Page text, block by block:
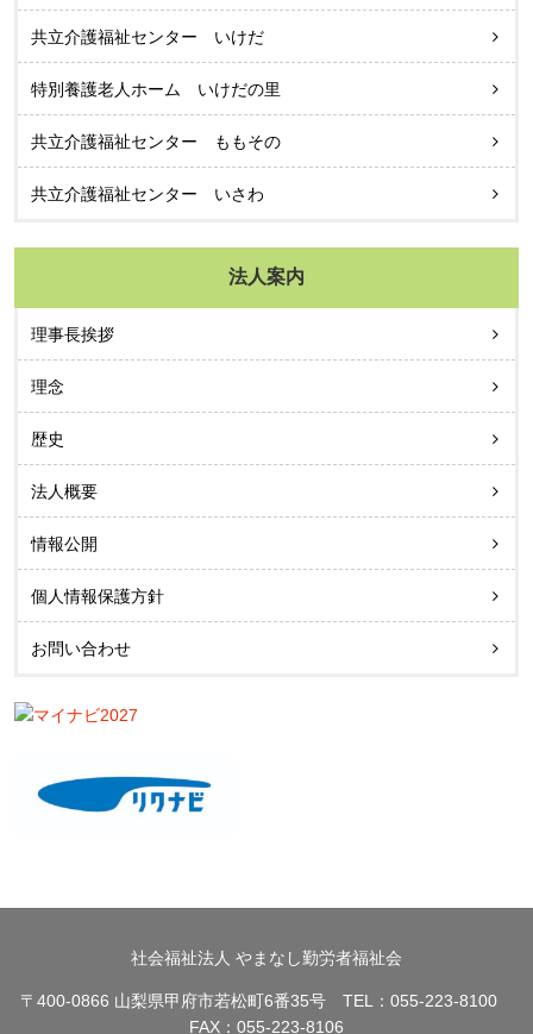
共立介護福祉センター いけだ
特別養護老人ホーム いけだの里
共立介護福祉センター ももその
共立介護福祉センター いさわ
法人案内
理事長挨拶
理念
歴史
法人概要
情報公開
個人情報保護方針
お問い合わせ
社会福祉法人 やまなし勤労者福祉会
〒400-0866 山梨県甲府市若松町6番35号 TEL：055-223-8100
FAX：055-223-8106